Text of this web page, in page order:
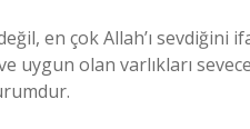
en çok Allah’ı sevdiğini
uygun olan varlıkları